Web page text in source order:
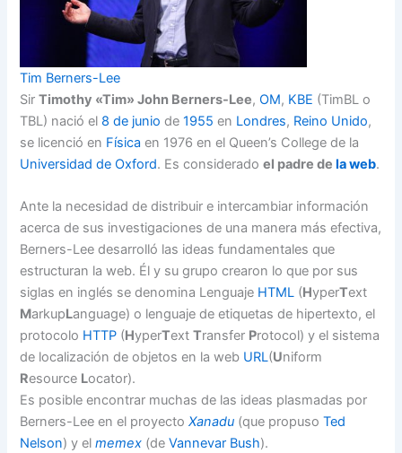
Tim Berners-Lee
SirTimothy «Tim» John Berners-Lee,OM, KBE (TimBL o
TBL) nació el 8 de junio de1955 en Londres, Reino Unido,
se licenció en Física en 1976 en el Queen’s College de la
Universidad de Oxford. Es consideradoel padre dela web.
Ante la necesidad de distribuir e intercambiar información
acerca de sus investigaciones de una manera más efectiva,
Berners-Lee desarrolló las ideas fundamentales que
estructuran la web. Él y su grupo crearon lo que por sus
siglas en inglés se denomina Lenguaje HTML (HyperText
MarkupLanguage) o lenguaje de etiquetas de hipertexto, el
protocolo HTTP (HyperTextTransfer Protocol) y el sistema
de localización de objetos en la web URL(Uniform
Resource Locator).
Es posible encontrar muchas de las ideas plasmadas por
Berners-Lee en el proyectoXanadu (que propusoTed
Nelson) y elmemex (deVannevar Bush).